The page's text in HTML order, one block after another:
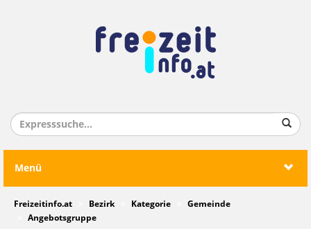
Menü
Freizeitinfo.at Bezirk Kategorie
Gemeinde
Angebotsgruppe